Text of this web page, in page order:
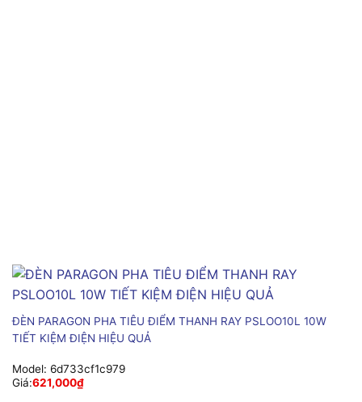
ĐÈN PARAGON PHA TIÊU ĐIỂM THANH RAY PSLOO10L 10W
TIẾT KIỆM ĐIỆN HIỆU QUẢ
Model: 6d733cf1c979
Giá:621,000₫